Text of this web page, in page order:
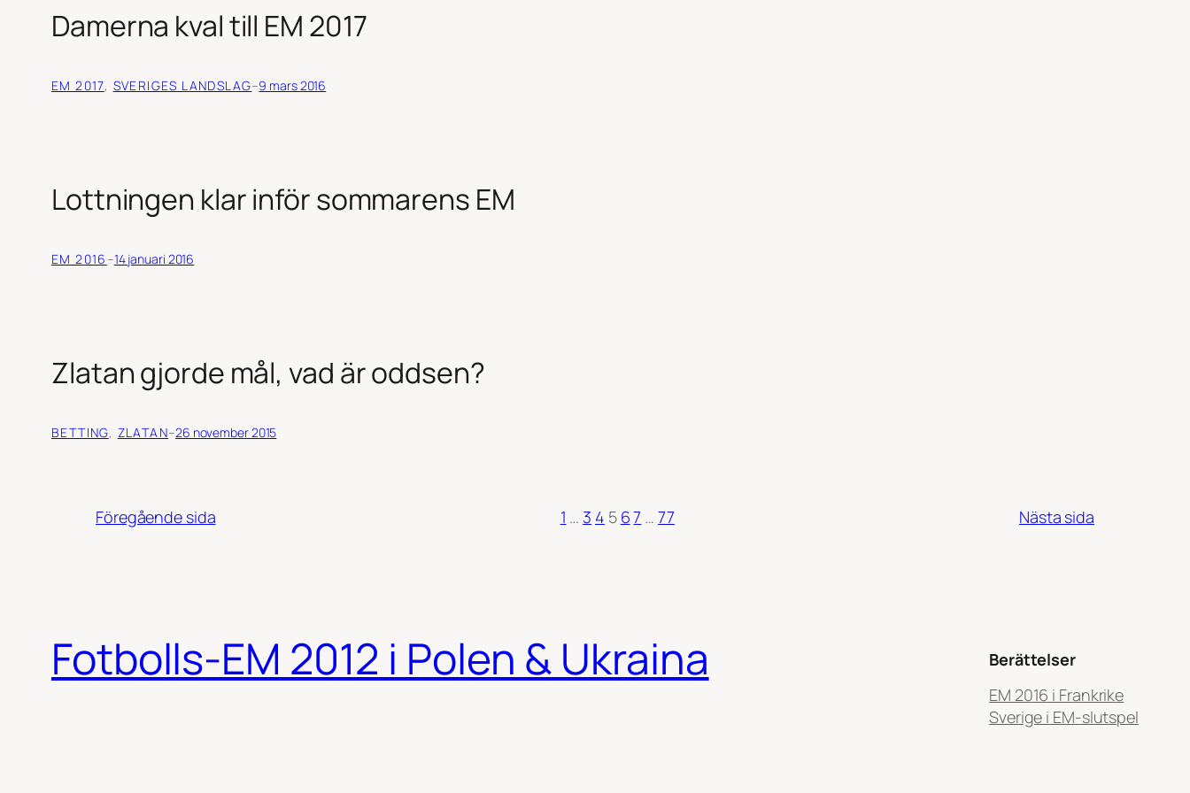
Damerna kval till EM 2017
EM 2017, SVERIGES LANDSLAG–9 mars 2016
Lottningen klar inför sommarens EM
EM 2016 –14 januari 2016
Zlatan gjorde mål, vad är oddsen?
BETTING, ZLATAN–26 november 2015
Föregående sida 1 … 3 4 5 67 … 77 Nästa sida
Fotbolls-EM 2012 i Polen & Ukraina
Berättelser
EM 2016 i Frankrike
Sverige i EM-slutspel